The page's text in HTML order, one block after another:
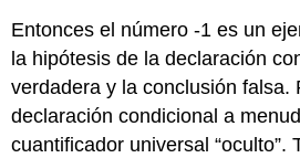
Entonces el número -1 es un
la hipótesis de la declaración
verdadera y la conclusión falsa.
declaración condicional a
cuantificador universal “oculto”.